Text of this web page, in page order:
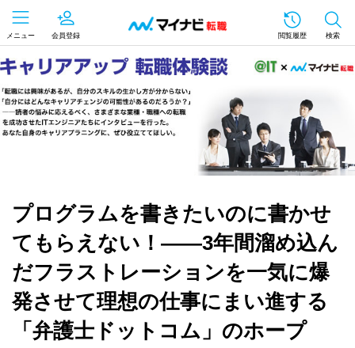
メニュー 会員登録 閲覧履歴 検索
プログラムを書きたいのに書かせ
てもらえない！――3年間溜め込ん
だフラストレーションを一気に爆
発させて理想の仕事にまい進する
「弁護士ドットコム」のホープ